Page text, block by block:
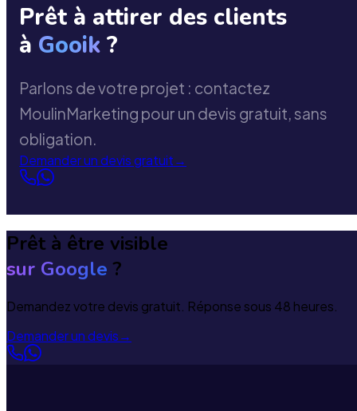
Prêt à attirer des clients
à Gooik ?
Parlons de votre projet : contactez
MoulinMarketing pour un devis gratuit, sans
obligation.
Demander un devis gratuit→
Prêt à être visible
sur Google ?
Demandez votre devis gratuit. Réponse sous 48 heures.
Demander un devis→